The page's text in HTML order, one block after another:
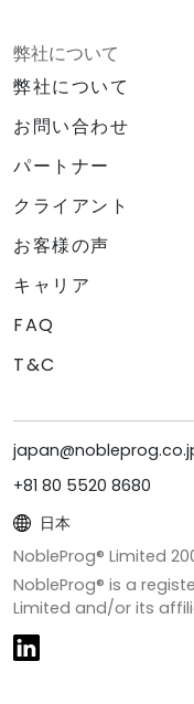
弊社について
弊社について
お問い合わせ
パートナー
クライアント
お客様の声
キャリア
FAQ
T&C
+81 80 5520 8680
日本
NobleProg® Limited
NobleProg® is a
Limited and/or its